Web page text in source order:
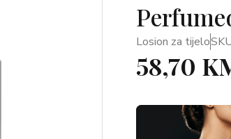
Losion za tijelo
58,70